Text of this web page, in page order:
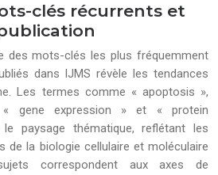
clés récurrents et
des mots-clés les plus fréquemment
dans IJMS révèle les tendances
Les termes comme « apoptosis »,
gene expression » et « protein
paysage thématique, reflétant les
de la biologie cellulaire et moléculaire
correspondent aux axes de